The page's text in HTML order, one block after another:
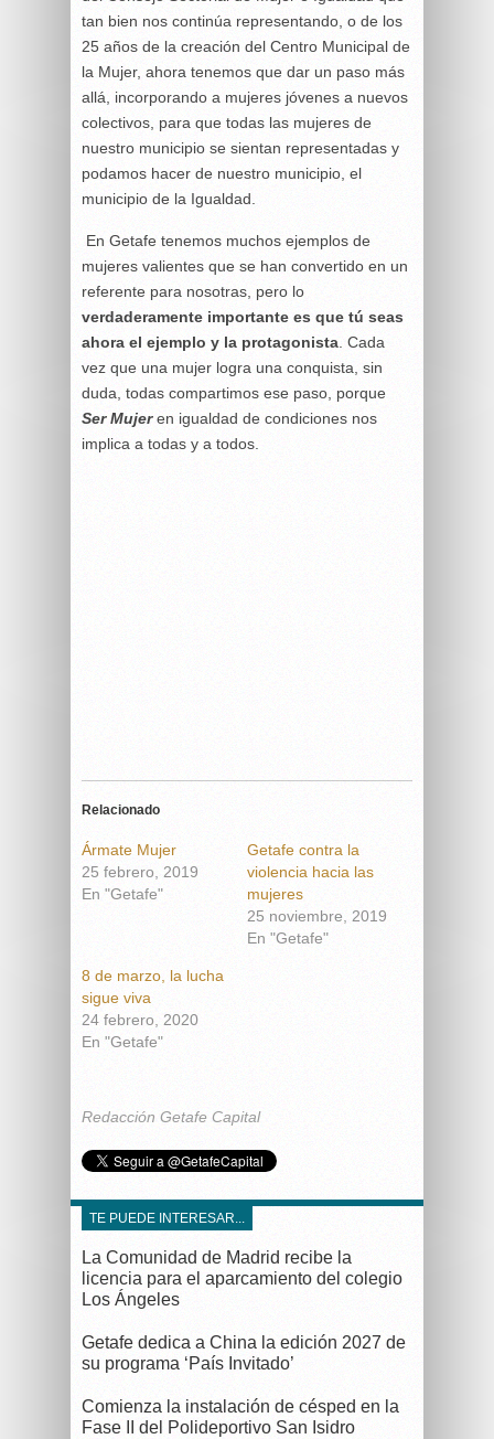
tan bien nos continúa representando, o de los
25 años de la creación del Centro Municipal de
la Mujer, ahora tenemos que dar un paso más
allá, incorporando a mujeres jóvenes a nuevos
colectivos, para que todas las mujeres de
nuestro municipio se sientan representadas y
podamos hacer de nuestro municipio, el
municipio de la Igualdad.
En Getafe tenemos muchos ejemplos de
mujeres valientes que se han convertido en un
referente para nosotras, pero lo
verdaderamente importante es que tú seas
ahora el ejemplo y la protagonista. Cada
vez que una mujer logra una conquista, sin
duda, todas compartimos ese paso, porque
Ser Mujeren igualdad de condiciones nos
implica a todas y a todos.
Relacionado
Ármate Mujer
25 febrero, 2019
En "Getafe"
Getafe contra la
violencia hacia las
mujeres
25 noviembre, 2019
En "Getafe"
8 de marzo, la lucha
sigue viva
24 febrero, 2020
En "Getafe"
Redacción Getafe Capital
TE PUEDE INTERESAR...
La Comunidad de Madrid recibe la
licencia para el aparcamiento del colegio
Los Ángeles
Getafe dedica a China la edición 2027 de
su programa ‘País Invitado’
Comienza la instalación de césped en la
Fase II del Polideportivo San Isidro